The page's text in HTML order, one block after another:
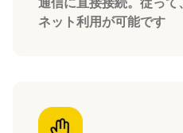
ネット利用が可能です